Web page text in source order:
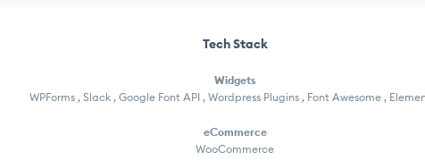
Tech Stack
Widgets
WPForms , Slack , Google Font API , Wordpress Plugins , Font Awesome ,
eCommerce
WooCommerce